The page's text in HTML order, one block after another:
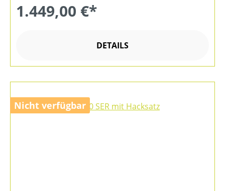
1.449,00 €*
DETAILS
Nicht verfügbar